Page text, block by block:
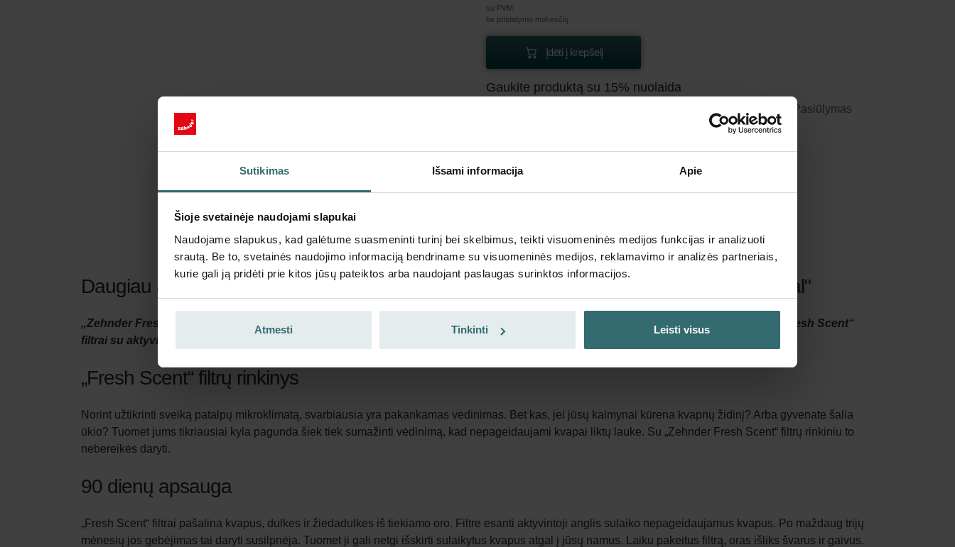
Sutikimas Išsami informacija Apie
Šioje svetainėje naudojami slapukai
Naudojame slapukus, kad galėtume suasmeninti turinį bei skelbimus, teikti visuomeninės medijos funkcijas ir analizuoti
srautą. Be to, svetainės naudojimo informaciją bendriname su visuomeninės medijos, reklamavimo ir analizės partneriais,
kurie gali ją pridėti prie kitos jūsų pateiktos arba naudojant paslaugas surinktos informacijos.
Atmesti Tinkinti Leisti visus
su PVM
be pristatymo mokesčių
Įdėti į krepšelį
Gaukite produktą su 15% nuolaida
Prenumeruokite ir užsisakykite automatiškai bei periodiškai! (Pasiūlymas
EUR
59.86
be pristatymo mokesčių
Daugiau apie mūsų Šviežio kvapo filtras – „ComfoWell Filterbox 520" | „Zehnder Original"
„Zehnder Fresh Scent“ filtrų rinkinys užtikrina, kad galėtumėte mėgautis sveiku patalpų oru, o kaimyno židinio kvapas liktų lauke. „Fresh Scent“
filtrai su aktyvintąja anglimi sumažina kvapus, dulkes ir žiedadulkes tiekiamame ore.
„Fresh Scent“ filtrų rinkinys
Norint užtikrinti sveiką patalpų mikroklimatą, svarbiausia yra pakankamas vėdinimas. Bet kas, jei jūsų kaimynai kūrena kvapnų židinį? Arba gyvenate šalia
ūkio? Tuomet jums tikriausiai kyla pagunda šiek tiek sumažinti vėdinimą, kad nepageidaujami kvapai liktų lauke. Su „Zehnder Fresh Scent“ filtrų rinkiniu to
nebereikės daryti.
90 dienų apsauga
„Fresh Scent“ filtrai pašalina kvapus, dulkes ir žiedadulkes iš tiekiamo oro. Filtre esanti aktyvintoji anglis sulaiko nepageidaujamus kvapus. Po maždaug trijų
mėnesių jos gebėjimas tai daryti susilpnėja. Tuomet ji gali netgi išskirti sulaikytus kvapus atgal į jūsų namus. Laiku pakeitus filtrą, oras išliks švarus ir gaivus.